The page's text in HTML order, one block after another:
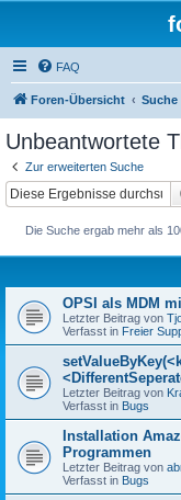
FAQ
Foren-Übersicht Suche
Unbeantwortete
Zur erweiterten Suche
Die Suche ergab mehr als
OPSI als MDM
Letzter Beitrag von
Verfasst in Freier
Letzter Beitrag von
Verfasst in Bugs
Installation
Programmen
Letzter Beitrag von
Verfasst in Bugs